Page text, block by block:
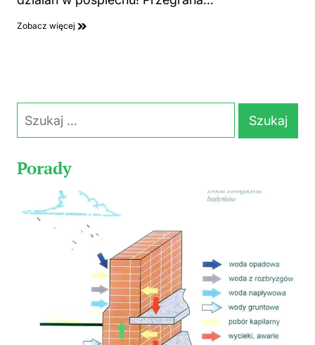
Zobacz więcej
Szukaj:
Porady